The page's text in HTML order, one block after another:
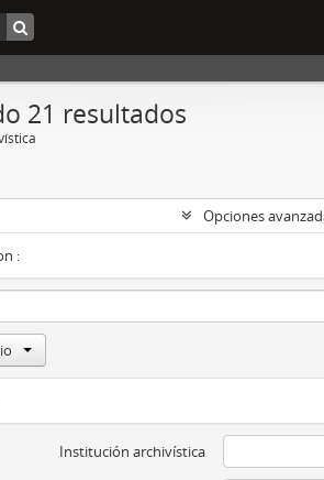
21 resultados
Opciones
:
Institución archivística